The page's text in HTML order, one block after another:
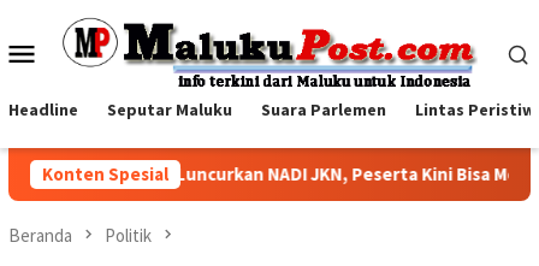
konten
Menu
Headline Seputar Maluku Suara Parlemen Lintas
Konten Spesial
Kesehatan Luncurkan NADI JKN, Peserta Kini Bisa
Beranda Politik